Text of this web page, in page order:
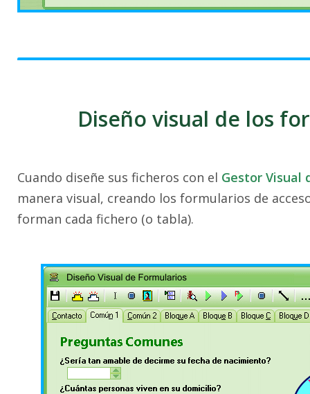
Diseño visual de los
Cuando diseñe sus ficheros con el Gestor Visual
manera visual, creando los formularios de
forman cada fichero (o tabla).